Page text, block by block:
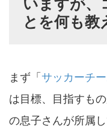
いますが、
とを何も教
まず「 サッカーチ
は目標、目指すも
の息子さんが所属